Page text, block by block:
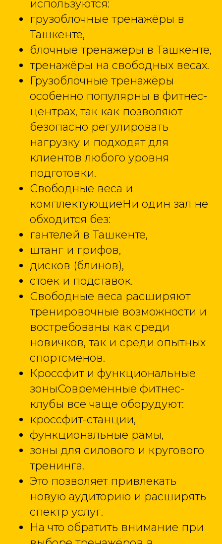
используются:
грузоблочные тренажёры в
Ташкенте,
блочные тренажёры в Ташкенте,
тренажёры на свободных весах.
Грузоблочные тренажёры
особенно популярны в фитнес-
центрах, так как позволяют
безопасно регулировать
нагрузку и подходят для
клиентов любого уровня
подготовки.
Свободные веса и
комплектующиеНи один зал не
обходится без:
гантелей в Ташкенте,
штанг и грифов,
дисков (блинов),
стоек и подставок.
Свободные веса расширяют
тренировочные возможности и
востребованы как среди
новичков, так и среди опытных
спортсменов.
Кроссфит и функциональные
зоныСовременные фитнес-
клубы всё чаще оборудуют:
кроссфит-станции,
функциональные рамы,
зоны для силового и кругового
тренинга.
Это позволяет привлекать
новую аудиторию и расширять
спектр услуг.
На что обратить внимание при